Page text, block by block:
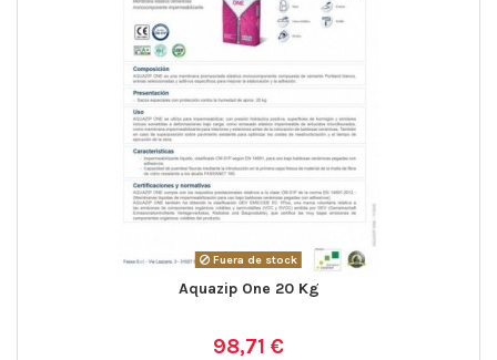
Fuera de stock
Aquazip One 20 Kg
98,71 €